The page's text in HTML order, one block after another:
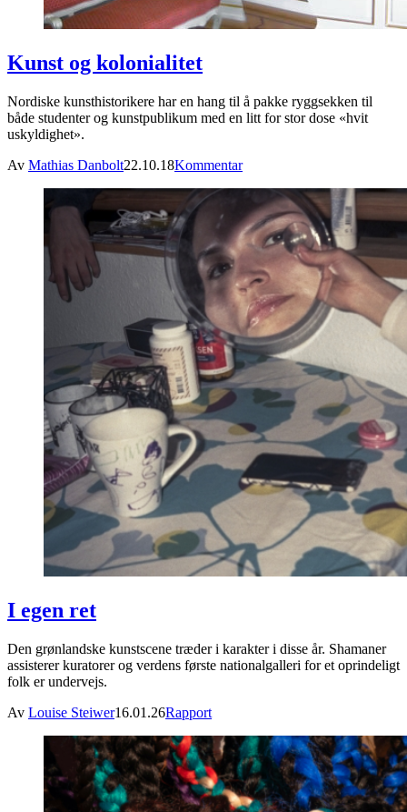
Kunst og kolonialitet
Nordiske kunsthistorikere har en hang til å pakke ryggsekken til
både studenter og kunstpublikum med en litt for stor dose «hvit
uskyldighet».
Av Mathias Danbolt22.10.18Kommentar
I egen ret
Den grønlandske kunstscene træder i karakter i disse år. Shamaner
assisterer kuratorer og verdens første nationalgalleri for et oprindeligt
folk er undervejs.
Av Louise Steiwer16.01.26Rapport